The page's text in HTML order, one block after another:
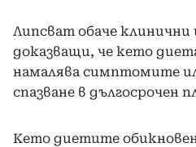
Липсват обаче клинични
доказващи, че кето
намалява симптомите
спазване в дългосрочен
Кето диетите